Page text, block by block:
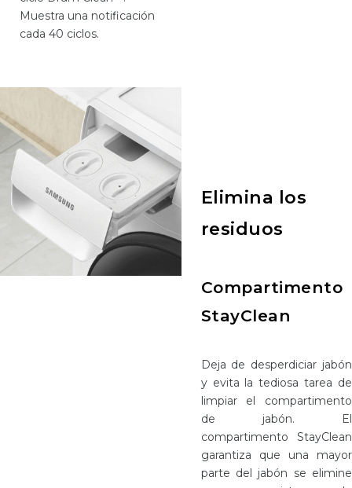
Muestra una notificación
cada 40 ciclos.
Elimina los
residuos
Compartimento
StayClean
Deja de desperdiciar jabón
y evita la tediosa tarea de
limpiar el compartimento
de jabón. El
compartimento StayClean
garantiza que una mayor
parte del jabón se elimine